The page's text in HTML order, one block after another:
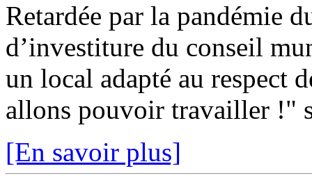
Retardée par la pandémie
d’investiture du conseil
un local adapté au respect
allons pouvoir travailler !"
[En savoir plus]